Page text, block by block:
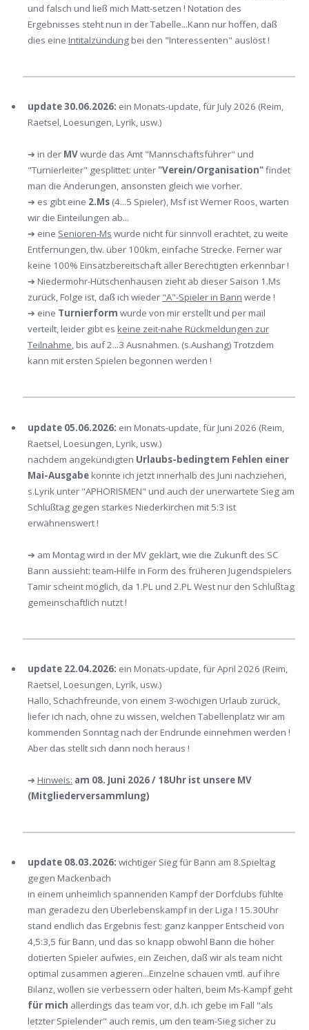
und falsch und ließ mich Matt-setzen ! Notation des
Ergebnisses steht nun in der Tabelle...Kann nur hoffen, daß
dies eine Intitalzündungbei den "Interessenten" auslöst !
update 30.06.2026: ein Monats-update, für July 2026 (Reim,
Raetsel, Loesungen, Lyrik, usw.)
➔ in der MVwurde das Amt "Mannschaftsführer" und
"Turnierleiter" gesplittet: unter "Verein/Organisation"findet
man die Änderungen, ansonsten gleich wie vorher.
➔ es gibt eine 2.Ms(4...5 Spieler), Msf ist Werner Roos, warten
wir die Einteilungen ab...
➔ eine Senioren-Ms wurde nicht für sinnvoll erachtet, zu weite
Entfernungen, tlw. über 100km, einfache Strecke. Ferner war
keine 100% Einsatzbereitschaft aller Berechtigten erkennbar !
➔ Niedermohr-Hütschenhausen zieht ab dieser Saison 1.Ms
zurück, Folge ist, daß ich wieder "A"-Spieler in Bann werde !
➔ eine Turnierform wurde von mir erstellt und per mail
verteilt, leider gibt es keine zeit-nahe Rückmeldungen zur
Teilnahme, bis auf 2...3 Ausnahmen. (s.Aushang) Trotzdem
kann mit ersten Spielen begonnen werden !
update 05.06.2026: ein Monats-update, für Juni 2026 (Reim,
Raetsel, Loesungen, Lyrik, usw.)
nachdem angekündigten Urlaubs-bedingtem Fehlen einer
Mai-Ausgabekonnte ich jetzt innerhalb des Juni nachziehen,
s.Lyrik unter "APHORISMEN" und auch der unerwartete Sieg am
Schlußtag gegen starkes Niederkirchen mit 5:3 ist
erwähnenswert !
➔ am Montag wird in der MV geklärt, wie die Zukunft des SC
Bann aussieht: team-Hilfe in Form des früheren Jugendspielers
Tamir scheint möglich, da 1.PL und 2.PL West nur den Schlußtag
gemeinschaftlich nutzt !
update 22.04.2026: ein Monats-update, für April 2026 (Reim,
Raetsel, Loesungen, Lyrik, usw.)
Hallo, Schachfreunde, von einem 3-wöchigen Urlaub zurück,
liefer ich nach, ohne zu wissen, welchen Tabellenplatz wir am
kommenden Sonntag nach der Endrunde einnehmen werden !
Aber das stellt sich dann noch heraus !
➔ Hinweis: am 08. Juni 2026 / 18Uhr ist unsere MV
(Mitgliederversammlung)
update 08.03.2026: wichtiger Sieg für Bann am 8.Spieltag
gegen Mackenbach
in einem unheimlich spannenden Kampf der Dorfclubs fühlte
man geradezu den Überlebenskampf in der Liga ! 15.30Uhr
stand endlich das Ergebnis fest: ganz kanpper Entscheid von
4,5:3,5 für Bann, und das so knapp obwohl Bann die höher
dotierten Spieler aufwies, ein Zeichen, daß wir als team nicht
optimal zusammen agieren...Einzelne schauen vmtl. auf ihre
Bilanz, wollen sie verbessern oder halten, beim Ms-Kampf geht
für mich allerdings das team vor, d.h. ich gebe im Fall "als
letzter Spielender" auch remis, um den team-Sieg sicher zu